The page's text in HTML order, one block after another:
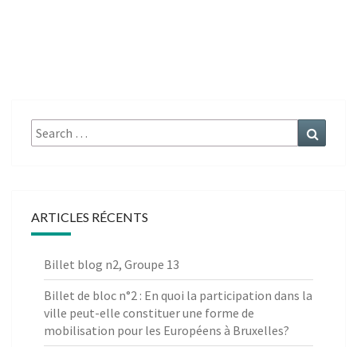
Search
for:
ARTICLES RÉCENTS
Billet blog n2, Groupe 13
Billet de bloc n°2 : En quoi la participation dans la
ville peut-elle constituer une forme de
mobilisation pour les Européens à Bruxelles?